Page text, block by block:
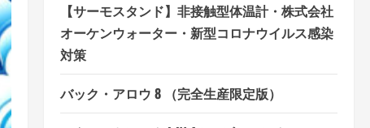
【サーモスタンド】非接触型体温計・株式会社
オーケンウォーター・新型コロナウイルス感染
対策
バック・アロウ 8 （完全生産限定版）